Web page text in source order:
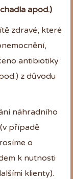
apod.)
zdravé, které
antibiotiky
z důvodu
náhradního
případě
o
k nutnosti
klienty).